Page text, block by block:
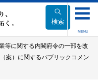
検索
MENU
等に関する内閣府令の一部を改
案）に関するパブリックコメン